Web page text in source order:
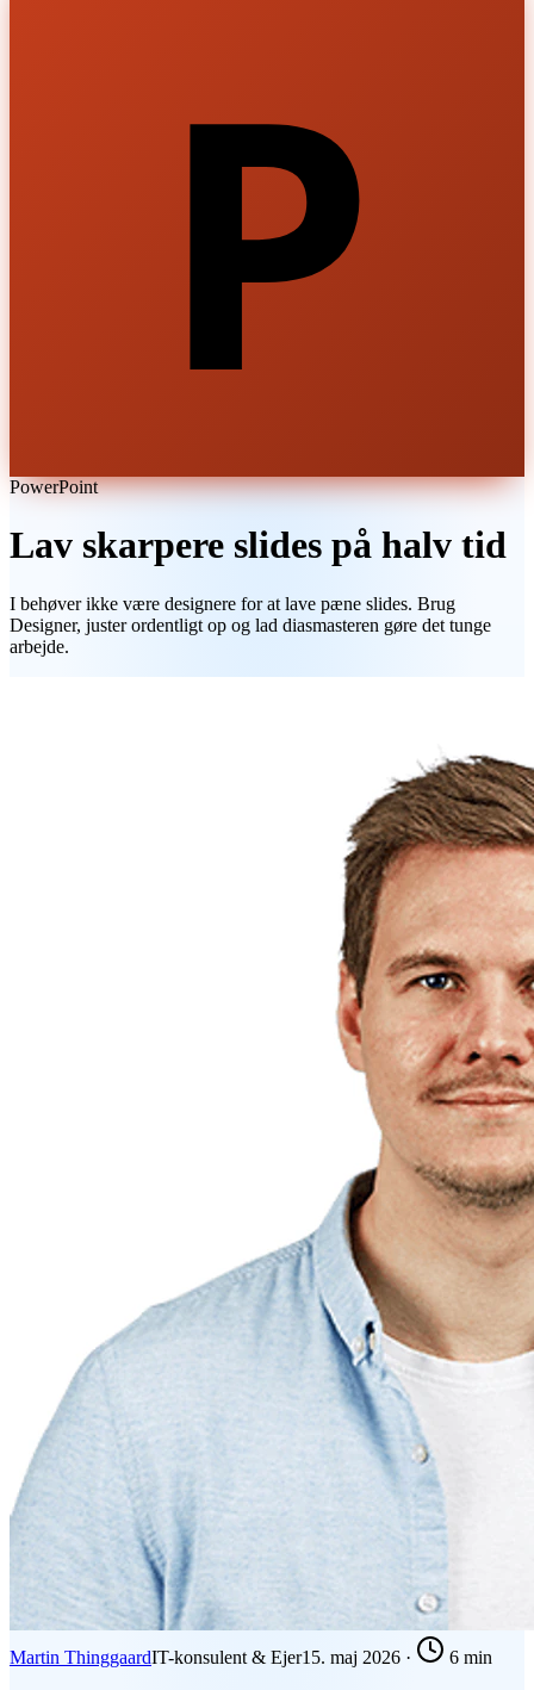
P
PowerPoint
Lav skarpere slides på halv tid
I behøver ikke være designere for at lave pæne slides. Brug
Designer, juster ordentligt op og lad diasmasteren gøre det tunge
arbejde.
Martin ThinggaardIT-konsulent & Ejer15. maj 2026 · 6 min